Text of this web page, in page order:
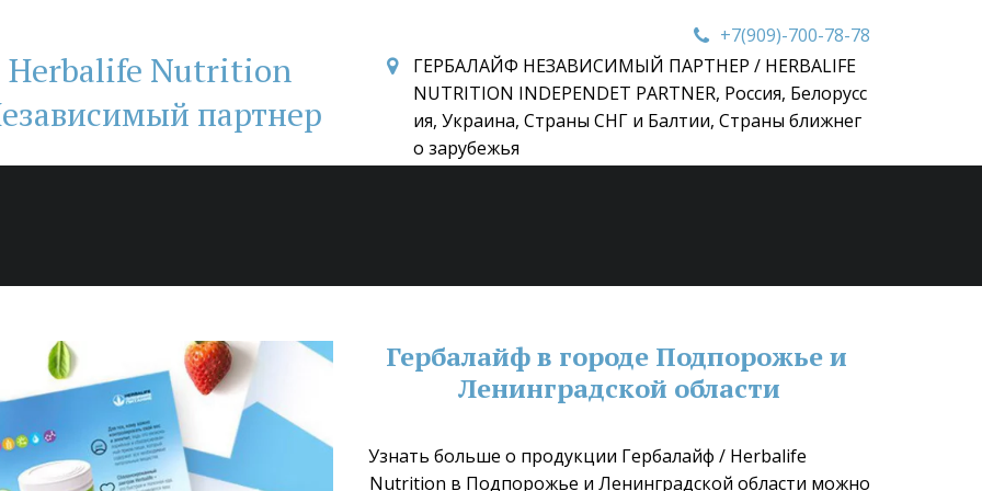
Herbalife Nutrition
партнер
+7(909)-700-78-78
ГЕРБАЛАЙФ НЕЗАВИСИМЫЙ ПАРТНЕР / HERBALIFE
NUTRITION INDEPENDET PARTNER, Россия, Белорусс
ия, Украина, Страны СНГ и Балтии, Страны ближнег
о зарубежья
Гербалайф в городе Подпорожье и
Ленинградской области
Узнать больше о продукции Гербалайф / Herbalife
Nutrition в Подпорожье и Ленинградской области можно